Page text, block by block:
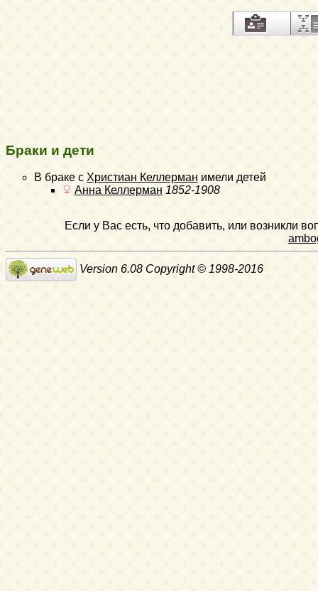
Браки и дети
В браке с Христиан Келлерман имели детей
Анна Келлерман 1852-1908
Если у Вас есть, что добавить, или возникли
Version 6.08 Copyright © 1998-2016